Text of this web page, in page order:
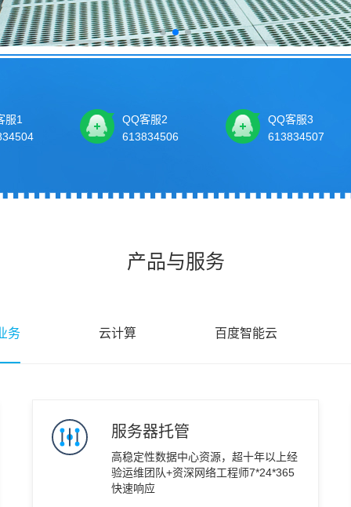
服1
QQ客服2
613834506
QQ客服3
613834507
产品与服务
务 云计算 百度智能云
服务器托管
高稳定性数据中心资源，超十年以上经
验运维团队+资深网络工程师7*24*365
快速响应